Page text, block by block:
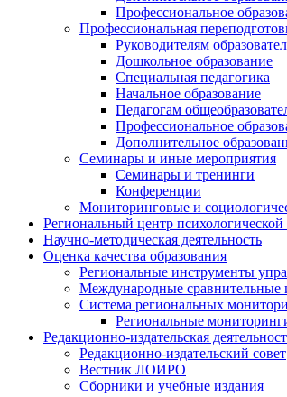
Профессиональное
Профессиональная
Руководителям
Дошкольное образование
Специальная педагогика
Начальное образование
Педагогам
Профессиональное
Дополнительное
Семинары и иные мероприятия
Семинары и тренинги
Конференции
Мониторинговые и
Региональный центр
Научно-методическая деятельность
Оценка качества образования
Региональные инструменты
Международные сравнительные
Система региональных
Региональные
Редакционно-издательская
Редакционно-издательский совет
Вестник ЛОИРО
Сборники и учебные издания